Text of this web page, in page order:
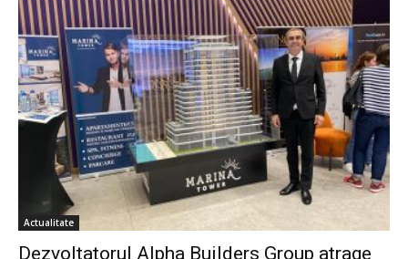
Actualitate
Dezvoltatorul Alpha Builders Group atrage